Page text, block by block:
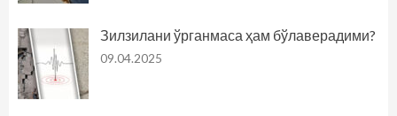
Зилзилани ўрганмаса ҳам бўлаверадими?
09.04.2025